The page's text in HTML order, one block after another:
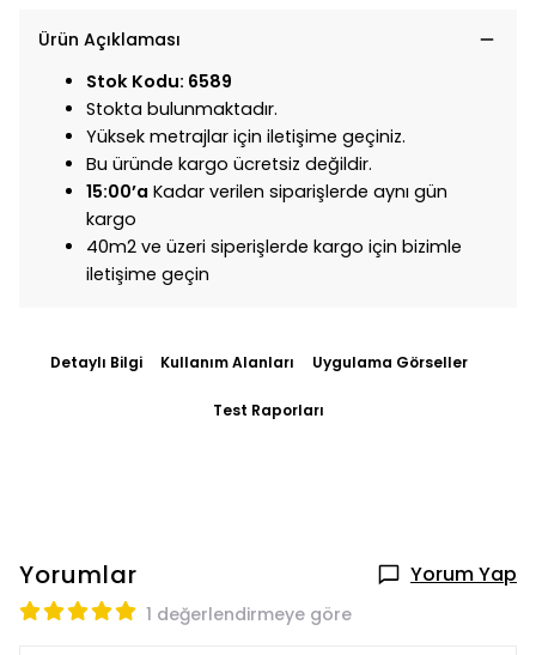
Ürün Açıklaması
Stok Kodu: 6589
Stokta bulunmaktadır.
Yüksek metrajlar için iletişime geçiniz.
Bu üründe kargo ücretsiz değildir.
15:00’a Kadar verilen siparişlerde aynı gün
kargo
40m2 ve üzeri siperişlerde kargo için bizimle
iletişime geçin
Detaylı Bilgi Kullanım Alanları Uygulama Görseller
Test Raporları
Yorumlar Yorum Yap
1 değerlendirmeye göre